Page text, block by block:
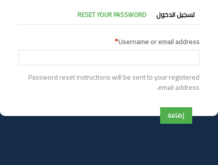
التبويبات
الأساسية
تسجيل الدخول RESET YOUR PASSWORD
Username or email address
Password reset instructions will be sent to your registered
email address.